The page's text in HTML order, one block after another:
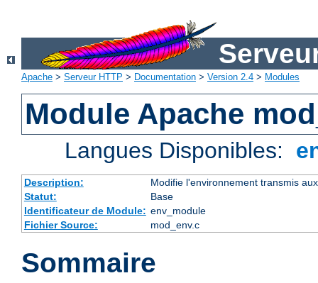
Apache > Serveur HTTP > Documentation > Version 2.4 > Modules
Module Apache
Langues Disponibles:
Description:
Modifie l'environnement transmis
Statut:
Base
Identificateur de Module: env_module
Fichier Source:
mod_env.c
Sommaire